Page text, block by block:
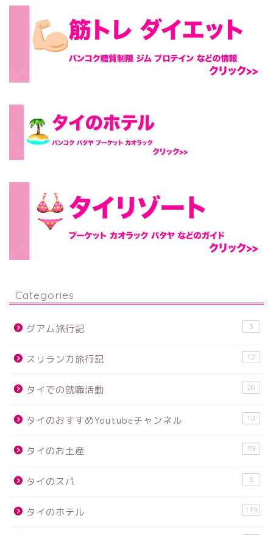
Categories
グアム旅行記 3
スリランカ旅行記 12
タイでの就職活動 20
タイのおすすめYoutubeチャンネル 12
タイのお土産 39
タイのスパ 3
タイのホテル 119